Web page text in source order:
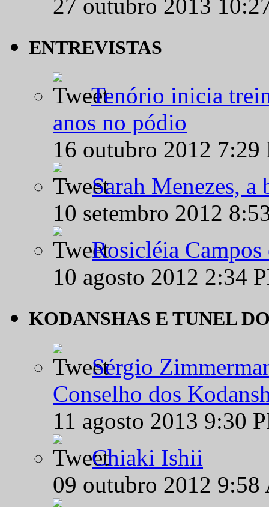
27 outubro 2013
ENTREVISTAS
Tenório inicia
anos no pódio
16 outubro 2012
Sarah Menezes,
10 setembro 2012
Rosicléia
10 agosto 2012 2:34
KODANSHAS E TUNEL
Sérgio
Conselho dos
11 agosto 2013 9:30
Chiaki Ishii
09 outubro 2012